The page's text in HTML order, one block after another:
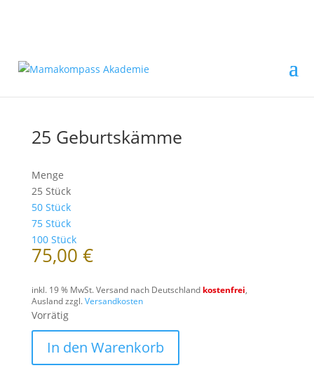
25 Geburtskämme
Menge
25 Stück
50 Stück
75 Stück
100 Stück
75,00 €
inkl. 19 % MwSt.Versand nach Deutschland kostenfrei,
Ausland zzgl.Versandkosten
Vorrätig
In den Warenkorb